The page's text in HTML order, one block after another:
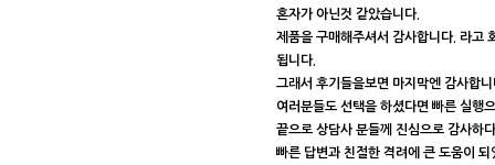
혼자가 아닌것 같았습니다.
제품을 구매해주셔서 감사합니다. 라고
됩니다.
그래서 후기들을보면 마지막엔 감사합
여러분들도 선택을 하셨다면 빠른 실행
끝으로 상담사 분들께 진심으로 감사하
빠른 답변과 친절한 격려에 큰 도움이